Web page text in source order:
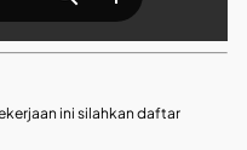
ini silahkan daftar